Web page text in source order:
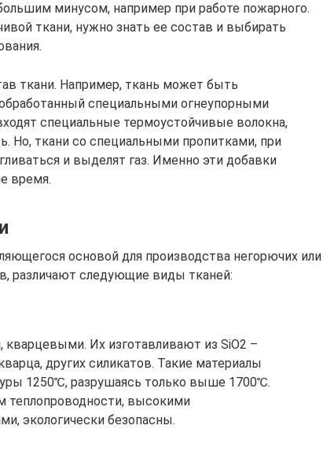
минусом, например при работе пожарного.
ткани, нужно знать ее состав и выбирать
ткани. Например, ткань может быть
специальными огнеупорными
специальные термоустойчивые волокна,
Но, ткани со специальными пропитками, при
и выделят газ. Именно эти добавки
время.
основой для производства негорючих или
различают следующие виды тканей:
Их изготавливают из SiO2 –
других силикатов. Такие материалы
1250℃, разрушаясь только выше 1700℃.
высокими
экологически безопасны.